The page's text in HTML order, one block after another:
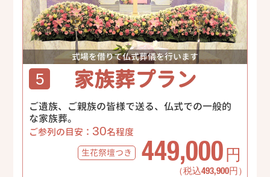
式場を借りて仏式葬儀を行います
5 家族葬プラン
ご遺族、ご親族の皆様で送る、仏式での一般的
な家族葬。
ご参列の目安： 30名程度
生花祭壇つき 449,000 円
（税込493,900円）